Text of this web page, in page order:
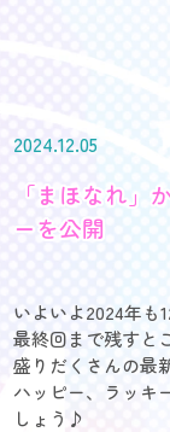
2024.12.05
「まほなれ
ーを公開
いよいよ2024年も
最終回まで残すと
盛りだくさんの最
ハッピー、ラッキ
しょう♪